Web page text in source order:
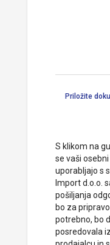
Priložite
S klikom na
se vaši
uporabljajo s
Import d.o.o.
pošiljanja
bo za
potrebno, bo
posredovala